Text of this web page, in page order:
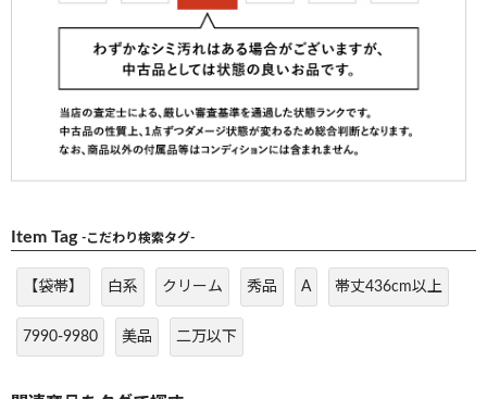
Item Tag -こだわり検索タグ-
【袋帯】 白系 クリーム 秀品 A 帯丈436cm以上
7990-9980 美品 二万以下